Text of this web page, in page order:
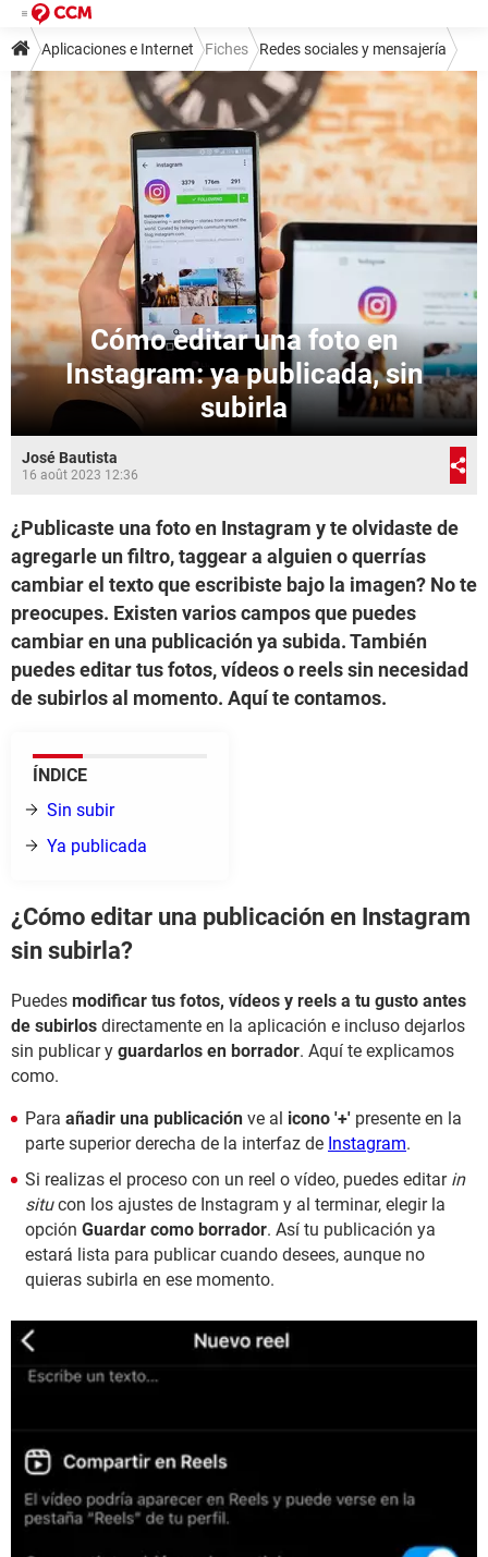
Aplicaciones e Internet Fiches Redes sociales y mensajería
Redes sociales Instagram
Cómo editar una foto en
Instagram: ya publicada, sin
subirla
José Bautista
16 août 2023 12:36
¿Publicaste una foto en Instagram y te olvidaste de
agregarle un filtro, taggear a alguien o querrías
cambiar el texto que escribiste bajo la imagen? No te
preocupes. Existen varios campos que puedes
cambiar en una publicación ya subida. También
puedes editar tus fotos, vídeos o reels sin necesidad
de subirlos al momento. Aquí te contamos.
ÍNDICE
Sin subir
Ya publicada
¿Cómo editar una publicación en Instagram
sin subirla?
Puedes modificar tus fotos, vídeos y reels a tu gusto antes
de subirlos directamente en la aplicación e incluso dejarlos
sin publicar y guardarlos en borrador. Aquí te explicamos
como.
Para añadir una publicación ve al icono '+' presente en la
parte superior derecha de la interfaz de Instagram.
Si realizas el proceso con un reel o vídeo, puedes editar in
situcon los ajustes de Instagram y al terminar, elegir la
opción Guardar como borrador. Así tu publicación ya
estará lista para publicar cuando desees, aunque no
quieras subirla en ese momento.